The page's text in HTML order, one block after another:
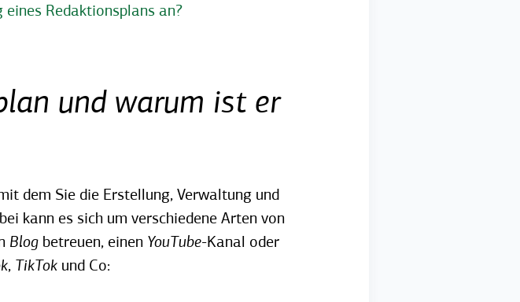
Redaktionsplans an?
und warum ist er
dem Sie die Erstellung, Verwaltung und
kann es sich um verschiedene Arten von
Blog betreuen, einen YouTube-Kanal oder
, TikTok und Co: